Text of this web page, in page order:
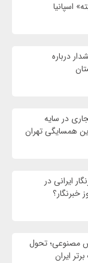
اسپانیا
درباره
در سایه
همسایگی تهران
ایرانی در
خبرنگار؟
مصنوعی؛ تحول
ایران